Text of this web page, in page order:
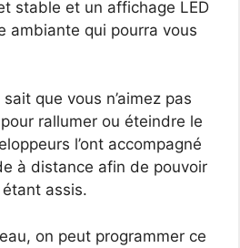
stable et un affichage LED
ambiante qui pourra vous
que vous n’aimez pas
rallumer ou éteindre le
l’ont accompagné
à distance afin de pouvoir
assis.
on peut programmer ce